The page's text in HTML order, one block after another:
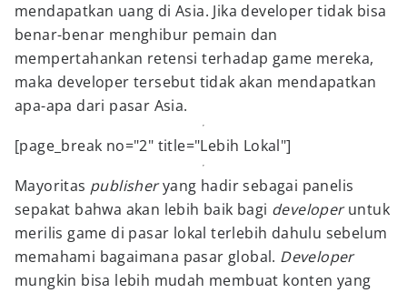
mendapatkan uang di Asia. Jika developer tidak bisa
benar-benar menghibur pemain dan
mempertahankan retensi terhadap game mereka,
maka developer tersebut tidak akan mendapatkan
apa-apa dari pasar Asia.
[page_break no="2" title="Lebih Lokal"]
Mayoritas publisheryang hadir sebagai panelis
sepakat bahwa akan lebih baik bagi developeruntuk
merilis game di pasar lokal terlebih dahulu sebelum
memahami bagaimana pasar global. Developer
mungkin bisa lebih mudah membuat konten yang